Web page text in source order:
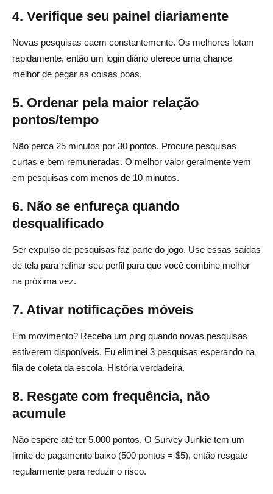
4. Verifique seu painel diariamente
Novas pesquisas caem constantemente. Os melhores lotam
rapidamente, então um login diário oferece uma chance
melhor de pegar as coisas boas.
5. Ordenar pela maior relação
pontos/tempo
Não perca 25 minutos por 30 pontos. Procure pesquisas
curtas e bem remuneradas. O melhor valor geralmente vem
em pesquisas com menos de 10 minutos.
6. Não se enfureça quando
desqualificado
Ser expulso de pesquisas faz parte do jogo. Use essas saídas
de tela para refinar seu perfil para que você combine melhor
na próxima vez.
7. Ativar notificações móveis
Em movimento? Receba um ping quando novas pesquisas
estiverem disponíveis. Eu eliminei 3 pesquisas esperando na
fila de coleta da escola. História verdadeira.
8. Resgate com frequência, não
acumule
Não espere até ter 5.000 pontos. O Survey Junkie tem um
limite de pagamento baixo (500 pontos = $5), então resgate
regularmente para reduzir o risco.